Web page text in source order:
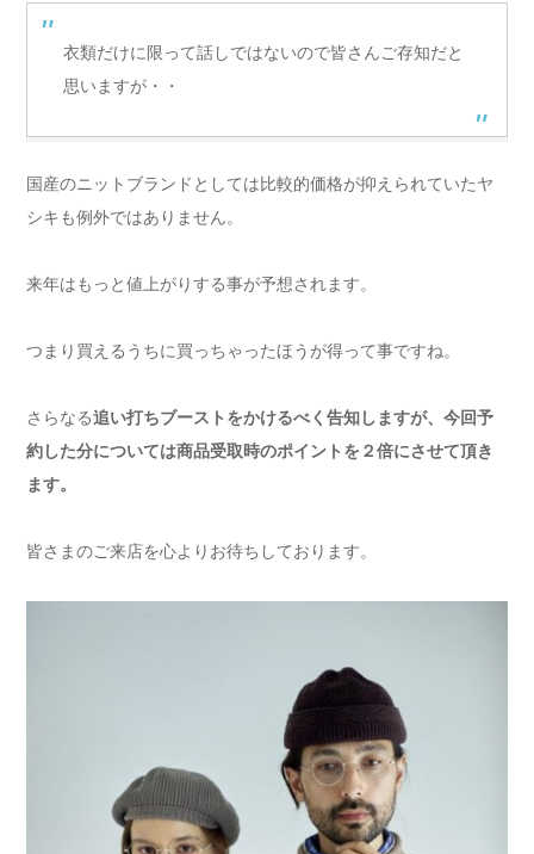
衣類だけに限って話しではないので皆さんご存知だと
思いますが・・
国産のニットブランドとしては比較的価格が抑えられていたヤ
シキも例外ではありません。
来年はもっと値上がりする事が予想されます。
つまり買えるうちに買っちゃったほうが得って事ですね。
さらなる追い打ちブーストをかけるべく告知しますが、今回予
約した分については商品受取時のポイントを２倍にさせて頂き
ます。
皆さまのご来店を心よりお待ちしております。